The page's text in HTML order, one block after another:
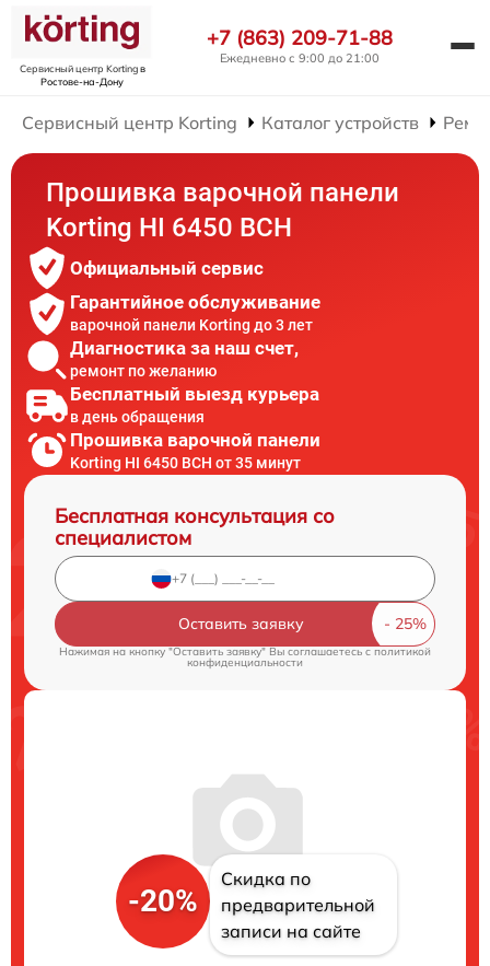
Сервисный центр Kortingв
Ростове-на-Дону
+7 (863) 209-71-88
Ежедневно с 9:00 до 21:00
Сервисный центр Korting Каталог устройств
Прошивка варочной панели
Korting HI 6450 BCH
Официальный сервис
Гарантийное обслуживание
варочной панели Korting до 3 лет
Диагностика за наш счет,
ремонт по желанию
Бесплатный выезд курьера
в день обращения
Прошивка варочной панели
Korting HI 6450 BCH от 35 минут
Бесплатная консультация со
специалистом
Оставить заявку
Нажимая на кнопку "Оставить заявку" Вы соглашаетесь cполитикой
конфиденциальности
-20%
Скидка по
предварительной
записи на сайте